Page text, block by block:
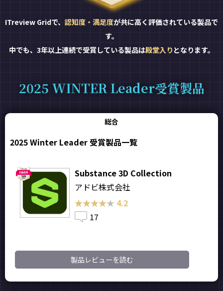
ITreview Gridで、 認知度・満足度が共に高く評価されている製品で
す。
中でも、3年以上連続で受賞している製品は殿堂入り となります。
2025 WINTER Leader受賞製品
総合
2025 Winter Leader 受賞製品一覧
Substance 3D Collection
アドビ株式会社
★★★★★
★★★★★ 4.2
17
製品レビューを読む